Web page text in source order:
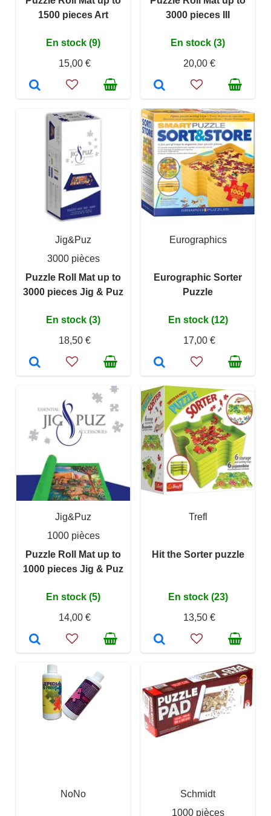
1500 pieces Art
En stock (9)
15,00 €
3000 pieces III
En stock (3)
20,00 €
Jig&Puz
3000 pièces
Puzzle Roll Mat up to
3000 pieces Jig & Puz
En stock (3)
18,50 €
Eurographics
Eurographic Sorter
Puzzle
En stock (12)
17,00 €
Jig&Puz
1000 pièces
Puzzle Roll Mat up to
1000 pieces Jig & Puz
En stock (5)
14,00 €
Trefl
Hit the Sorter puzzle
En stock (23)
13,50 €
NoNo
Schmidt
1000 pièces